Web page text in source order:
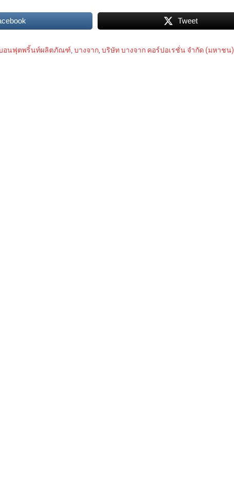
Tweet
อนฟุตพริ้นท์ผลิตภัณฑ์ บางจาก บริษัท บางจาก คอร์ปอเรชั่น จำกัด (มหาชน)